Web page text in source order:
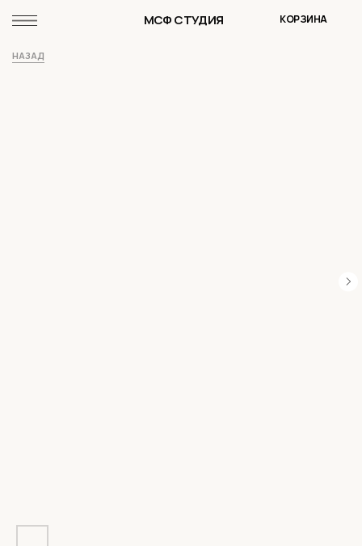
МСФ СТУДИЯ КОРЗИНА
НАЗАД